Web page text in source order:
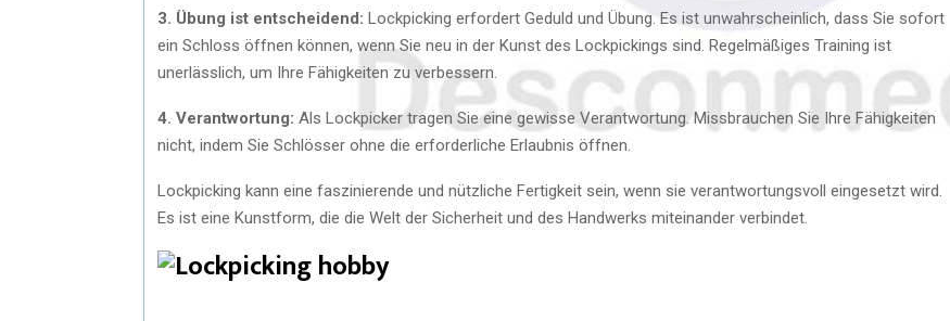
3. Übung ist entscheidend: Lockpicking erfordert Geduld und Übung. Es ist unwahrscheinlich, dass Sie sofort
ein Schloss öffnen können, wenn Sie neu in der Kunst des Lockpickings sind. Regelmäßiges Training ist
unerlässlich, um Ihre Fähigkeiten zu verbessern.
4. Verantwortung: Als Lockpicker tragen Sie eine gewisse Verantwortung. Missbrauchen Sie Ihre Fähigkeiten
nicht, indem Sie Schlösser ohne die erforderliche Erlaubnis öffnen.
Lockpicking kann eine faszinierende und nützliche Fertigkeit sein, wenn sie verantwortungsvoll eingesetzt wird.
Es ist eine Kunstform, die die Welt der Sicherheit und des Handwerks miteinander verbindet.